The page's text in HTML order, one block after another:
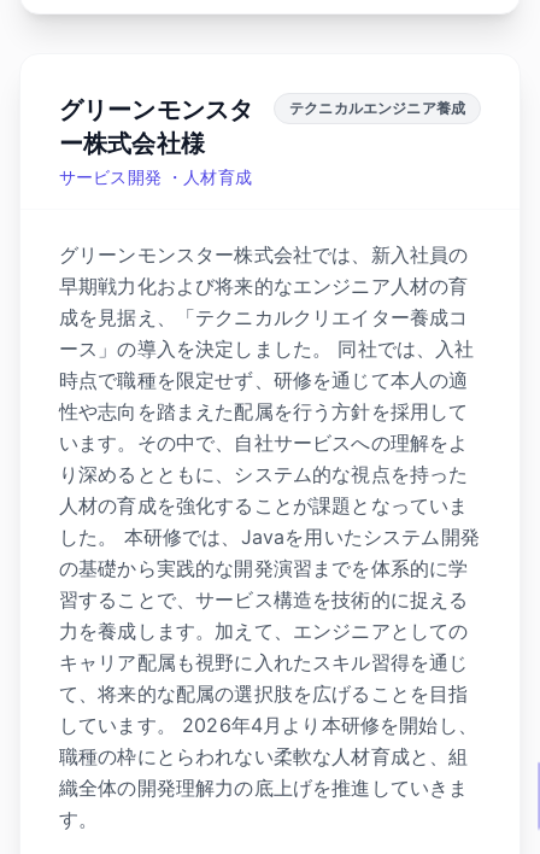
グリーンモンスタ
ー株式会社様
サービス開発 ・人材育成
テクニカルエンジニア養成
グリーンモンスター株式会社では、新入社員の
早期戦力化および将来的なエンジニア人材の育
成を見据え、「テクニカルクリエイター養成コ
ース」の導入を決定しました。 同社では、入社
時点で職種を限定せず、研修を通じて本人の適
性や志向を踏まえた配属を行う方針を採用して
います。その中で、自社サービスへの理解をよ
り深めるとともに、システム的な視点を持った
人材の育成を強化することが課題となっていま
した。 本研修では、Javaを用いたシステム開発
の基礎から実践的な開発演習までを体系的に学
習することで、サービス構造を技術的に捉える
力を養成します。加えて、エンジニアとしての
キャリア配属も視野に入れたスキル習得を通じ
て、将来的な配属の選択肢を広げることを目指
しています。 2026年4月より本研修を開始し、
職種の枠にとらわれない柔軟な人材育成と、組
織全体の開発理解力の底上げを推進していきま
す。